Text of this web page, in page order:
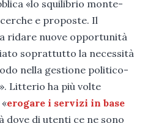
«lo squilibrio monte-
e proposte. Il
ridare nuove opportunità
soprattutto la necessità
nella gestione politico-
Litterio ha più volte
erogare i servizi in base
dove di utenti ce ne sono